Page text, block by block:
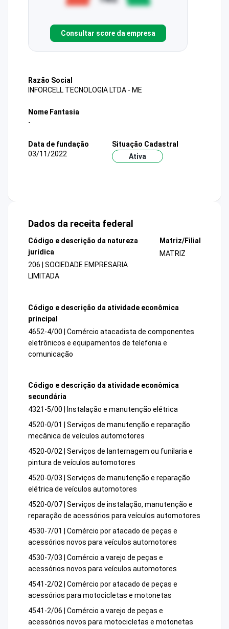
Consultar score da empresa
Razão Social
INFORCELL TECNOLOGIA LTDA - ME
Nome Fantasia
-
Data de fundação
03/11/2022
Situação Cadastral
Ativa
Dados da receita federal
Código e descrição da natureza
jurídica
206 | SOCIEDADE EMPRESARIA
LIMITADA
Matriz/Filial
MATRIZ
Código e descrição da atividade econômica
principal
4652-4/00 | Comércio atacadista de componentes
eletrônicos e equipamentos de telefonia e
comunicação
Código e descrição da atividade econômica
secundária
4321-5/00 | Instalação e manutenção elétrica
4520-0/01 | Serviços de manutenção e reparação
mecânica de veículos automotores
4520-0/02 | Serviços de lanternagem ou funilaria e
pintura de veículos automotores
4520-0/03 | Serviços de manutenção e reparação
elétrica de veículos automotores
4520-0/07 | Serviços de instalação, manutenção e
reparação de acessórios para veículos automotores
4530-7/01 | Comércio por atacado de peças e
acessórios novos para veículos automotores
4530-7/03 | Comércio a varejo de peças e
acessórios novos para veículos automotores
4541-2/02 | Comércio por atacado de peças e
acessórios para motocicletas e motonetas
4541-2/06 | Comércio a varejo de peças e
acessórios novos para motocicletas e motonetas